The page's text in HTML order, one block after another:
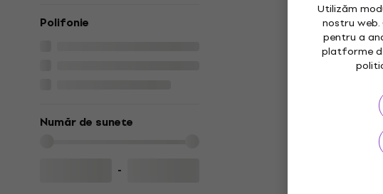
Utilizăm
nostru
pentru a
platforme
Polifonie
Număr de sunete
-